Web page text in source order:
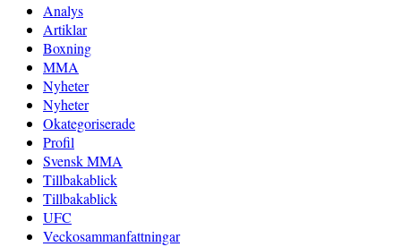
Analys
Artiklar
Boxning
MMA
Nyheter
Nyheter
Okategoriserade
Profil
Svensk MMA
Tillbakablick
Tillbakablick
UFC
Veckosammanfattningar